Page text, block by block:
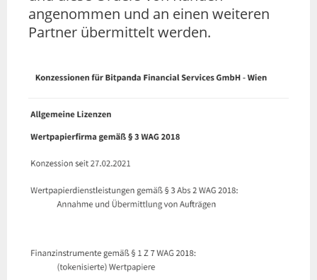
angenommen und an einen weiteren
Partner übermittelt werden.